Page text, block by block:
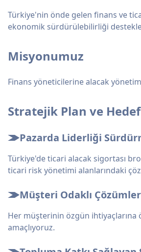
Türkiye'nin önde gelen finans ve
ekonomik sürdürülebilirliği
Misyonumuz
Finans yöneticilerine alacak
Stratejik Plan ve
Pazarda Liderliği
Türkiye'de ticari alacak sigortası
ticari risk yönetimi alanlarındaki
Müşteri Odaklı
Her müşterinin özgün ihtiyaçlarına
amaçlıyoruz.